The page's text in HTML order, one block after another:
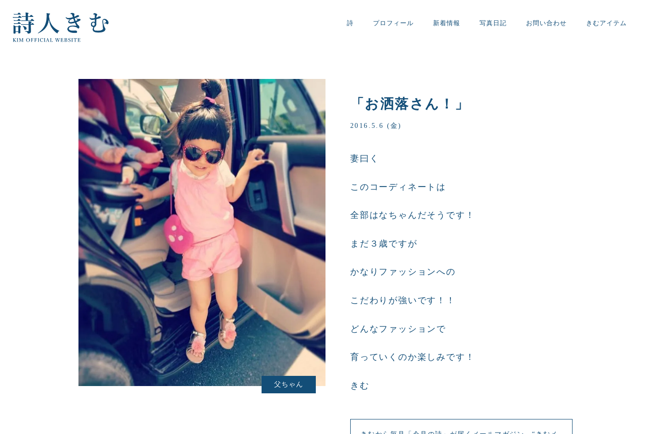
詩 プロフィール 新着情報 写真日記 お問い合わせ きむアイテム
父ちゃん
「お洒落さん！」
2016.5.6 (金)
妻曰く
このコーディネートは
全部はなちゃんだそうです！
まだ３歳ですが
かなりファッションへの
こだわりが強いです！！
どんなファッションで
育っていくのか楽しみです！
きむ